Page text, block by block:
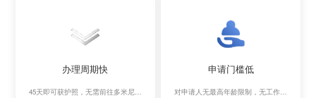
办理周期快
45天即可获护照，无需前往多米尼克
申请门槛低
对申请人无最高年龄限制，无工作经